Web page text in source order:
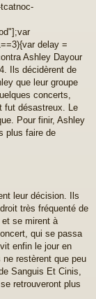
delay =
Ashley Dayour
Ils décidèrent de
que leur groupe
concerts,
fut désastreux. Le
Pour finir, Ashley
plus faire de
leur décision. Ils
très fréquenté de
et se mirent à
qui se passa
enfin le jour en
restèrent que peu
Sanguis Et Cinis,
retrouveront plus